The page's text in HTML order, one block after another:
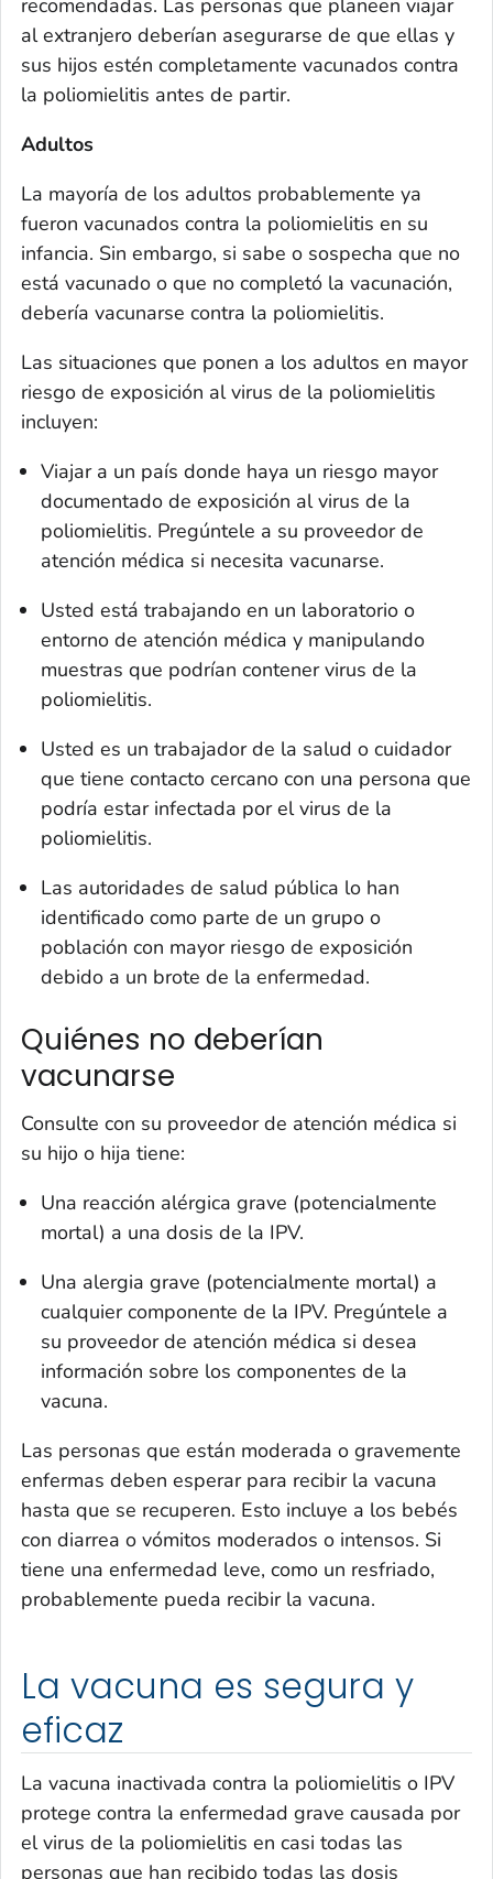
recomendadas. Las personas que planeen viajar
al extranjero deberían asegurarse de que ellas y
sus hijos estén completamente vacunados contra
la poliomielitis antes de partir.
Adultos
La mayoría de los adultos probablemente ya
fueron vacunados contra la poliomielitis en su
infancia. Sin embargo, si sabe o sospecha que no
está vacunado o que no completó la vacunación,
debería vacunarse contra la poliomielitis.
Las situaciones que ponen a los adultos en mayor
riesgo de exposición al virus de la poliomielitis
incluyen:
Viajar a un país donde haya un riesgo mayor
documentado de exposición al virus de la
poliomielitis. Pregúntele a su proveedor de
atención médica si necesita vacunarse.
Usted está trabajando en un laboratorio o
entorno de atención médica y manipulando
muestras que podrían contener virus de la
poliomielitis.
Usted es un trabajador de la salud o cuidador
que tiene contacto cercano con una persona que
podría estar infectada por el virus de la
poliomielitis.
Las autoridades de salud pública lo han
identificado como parte de un grupo o
población con mayor riesgo de exposición
debido a un brote de la enfermedad.
Quiénes no deberían
vacunarse
Consulte con su proveedor de atención médica si
su hijo o hija tiene:
Una reacción alérgica grave (potencialmente
mortal) a una dosis de la IPV.
Una alergia grave (potencialmente mortal) a
cualquier componente de la IPV. Pregúntele a
su proveedor de atención médica si desea
información sobre los componentes de la
vacuna.
Las personas que están moderada o gravemente
enfermas deben esperar para recibir la vacuna
hasta que se recuperen. Esto incluye a los bebés
con diarrea o vómitos moderados o intensos. Si
tiene una enfermedad leve, como un resfriado,
probablemente pueda recibir la vacuna.
La vacuna es segura y
eficaz
La vacuna inactivada contra la poliomielitis o IPV
protege contra la enfermedad grave causada por
el virus de la poliomielitis en casi todas las
personas que han recibido todas las dosis